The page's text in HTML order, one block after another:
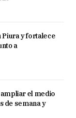
Piura y fortalece
a
el medio
de semana y